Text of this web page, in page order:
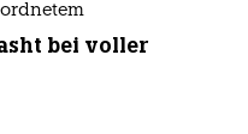
bei voller